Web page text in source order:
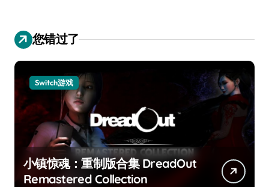
您错过了
Switch游戏
小镇惊魂：重制版合集 DreadOut
Remastered Collection